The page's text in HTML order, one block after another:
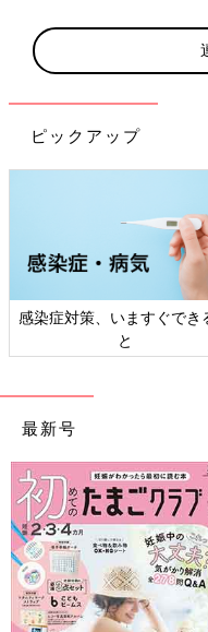
ピックアップ
感染症対策、いますぐでき
と
最新号